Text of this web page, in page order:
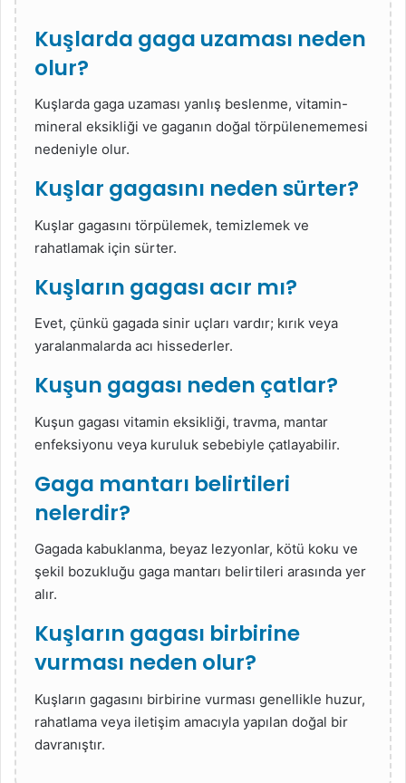
Kuşlarda gaga uzaması neden
olur?
Kuşlarda gaga uzaması yanlış beslenme, vitamin-
mineral eksikliği ve gaganın doğal törpülenememesi
nedeniyle olur.
Kuşlar gagasını neden sürter?
Kuşlar gagasını törpülemek, temizlemek ve
rahatlamak için sürter.
Kuşların gagası acır mı?
Evet, çünkü gagada sinir uçları vardır; kırık veya
yaralanmalarda acı hissederler.
Kuşun gagası neden çatlar?
Kuşun gagası vitamin eksikliği, travma, mantar
enfeksiyonu veya kuruluk sebebiyle çatlayabilir.
Gaga mantarı belirtileri
nelerdir?
Gagada kabuklanma, beyaz lezyonlar, kötü koku ve
şekil bozukluğu gaga mantarı belirtileri arasında yer
alır.
Kuşların gagası birbirine
vurması neden olur?
Kuşların gagasını birbirine vurması genellikle huzur,
rahatlama veya iletişim amacıyla yapılan doğal bir
davranıştır.